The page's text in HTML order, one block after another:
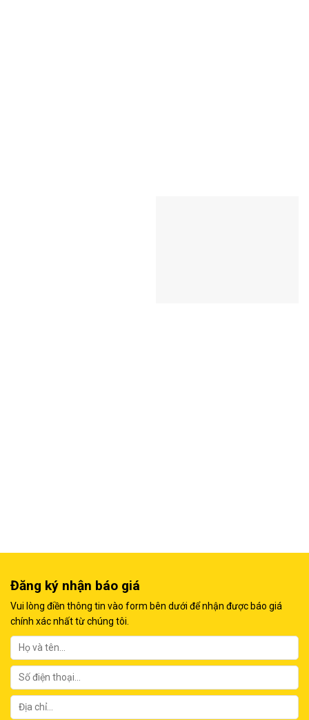
Đăng ký nhận báo giá
Vui lòng điền thông tin vào form bên dưới để nhận được báo giá
chính xác nhất từ chúng tôi.